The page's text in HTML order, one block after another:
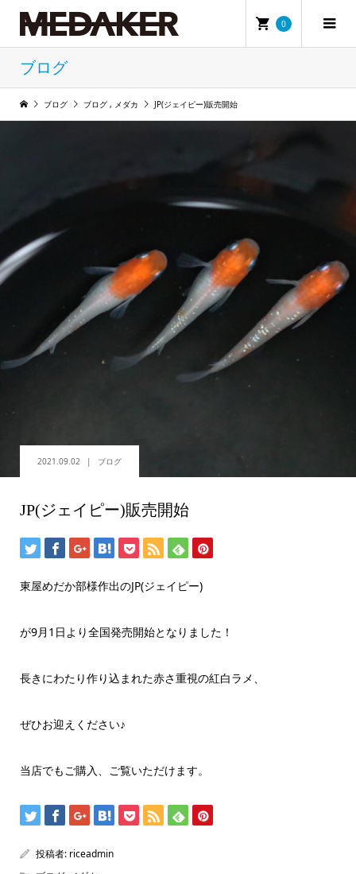
0
ブログ
ブログ ブログ , メダカ JP(ジェイピー)販売開始
2021.09.02 ブログ
JP(ジェイピー)販売開始
東屋めだか部様作出のJP(ジェイピー)
が9月1日より全国発売開始となりました！
長きにわたり作り込まれた赤さ重視の紅白ラメ、
ぜひお迎えください♪
当店でもご購入、ご覧いただけます。
投稿者: riceadmin